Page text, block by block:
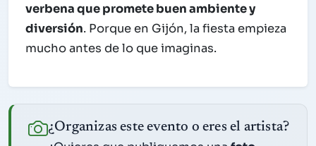
verbena que promete buen ambiente y
diversión. Porque en Gijón, la fiesta empieza
mucho antes de lo que imaginas.
¿Organizas este evento o eres el artista?